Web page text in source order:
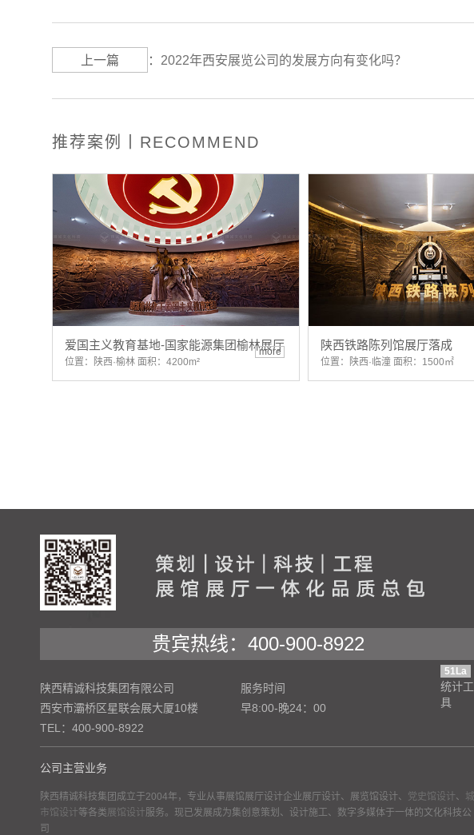
上一篇 ： 2022年西安展览公司的发展方向有变化吗？
推荐案例丨RECOMMEND
爱国主义教育基地-国家能源集团榆林展厅
位置：陕西·榆林 面积：4200m²
more 陕西铁路陈列馆展厅落成
位置：陕西·临潼 面积：1500㎡
贵宾热线：400-900-8922
陕西精诚科技集团有限公司
西安市灞桥区星联会展大厦10楼
TEL：400-900-8922
服务时间
早8:00-晚24：00
51La
统计工
具
公司主营业务
陕西精诚科技集团成立于2004年，专业从事展馆展厅设计企业展厅设计、展览馆设计、 党史馆设计、 城
市馆设计等各类 展馆设计 服务。现已发展成为集创意策划、设计施工、数字多媒体于一体的文化科技公
司